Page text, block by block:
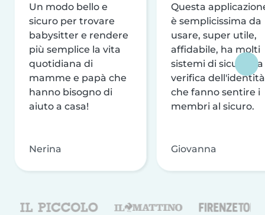
Un modo bello e
sicuro per trovare
babysitter e rendere
più semplice la vita
quotidiana di
mamme e papà che
hanno bisogno di
aiuto a casa!
Nerina
Questa
è semplicissima da
usare, super utile,
affidabile, ha molti
sistemi di sicurezza
verifica dell'identità
che fanno sentire i
membri al sicuro.
Giovanna